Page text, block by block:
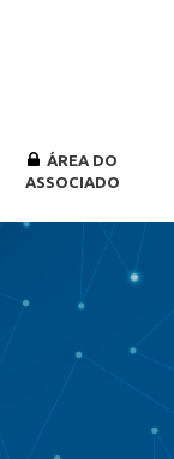
ÁREA DO
ASSOCIADO